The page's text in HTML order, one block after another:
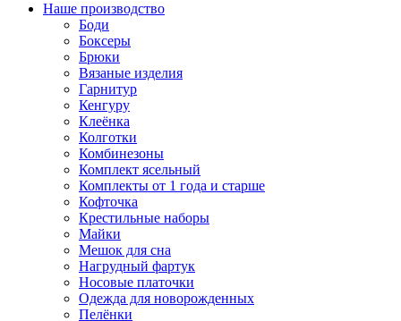
Наше производство
Боди
Боксеры
Брюки
Вязаные изделия
Гарнитур
Кенгуру
Клеёнка
Колготки
Комбинезоны
Комплект ясельный
Комплекты от 1 года и старше
Кофточка
Крестильные наборы
Майки
Мешок для сна
Нагрудный фартук
Носовые платочки
Одежда для новорожденных
Пелёнки